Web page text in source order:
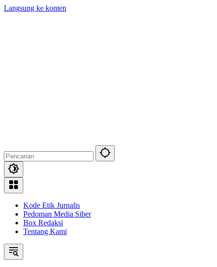
Langsung ke konten
Kode Etik Jurnalis
Pedoman Media Siber
Box Redaksi
Tentang Kami